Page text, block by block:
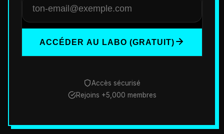
ACCÉDER AU LABO (GRATUIT)
Accès sécurisé
Rejoins +5,000 membres